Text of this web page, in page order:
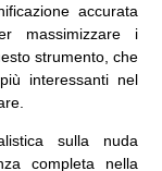
accurata
massimizzare i
strumento, che
interessanti nel
sulla nuda
completa nella